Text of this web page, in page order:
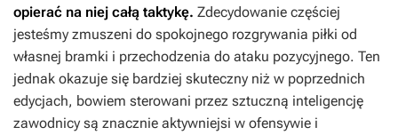
opierać na niej całą taktykę. Zdecydowanie częściej
jesteśmy zmuszeni do spokojnego rozgrywania piłki od
własnej bramki i przechodzenia do ataku pozycyjnego. Ten
jednak okazuje się bardziej skuteczny niż w poprzednich
edycjach, bowiem sterowani przez sztuczną inteligencję
zawodnicy są znacznie aktywniejsi w ofensywie i